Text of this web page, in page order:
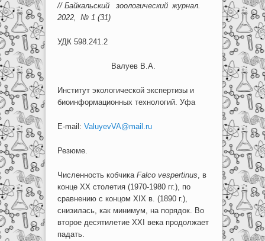
// Байкальский зоологический журнал.
2022, № 1 (31)
УДК 598.241.2
Валуев В.А.
Институт экологической экспертизы и
биоинформационных технологий. Уфа
E-mail: ValuyevVA@mail.ru
Резюме.
Численность кобчика Falco vespertinus, в
конце XX столетия (1970-1980 гг.), по
сравнению с концом XIX в. (1890 г.),
снизилась, как минимум, на порядок. Во
второе десятилетие XXI века продолжает
падать.